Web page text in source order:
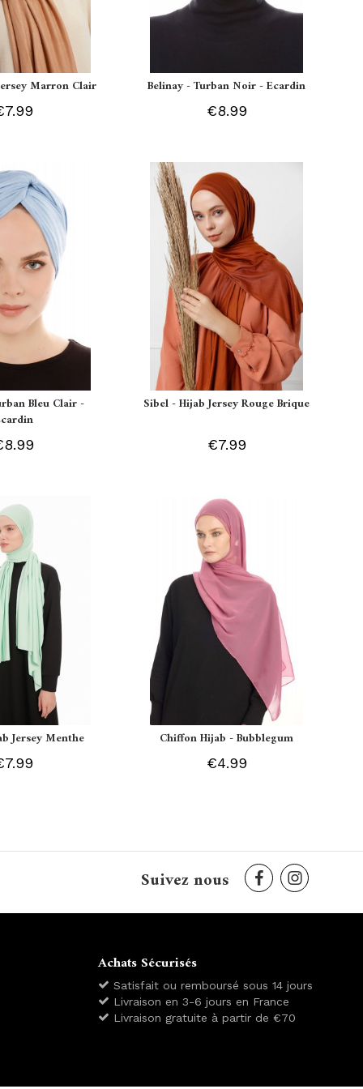
Marron Clair Belinay - Turban Noir - Ecardin
€8.99
Bleu Clair -
Sibel - Hijab Jersey Rouge Brique
€7.99
Jersey Menthe Chiffon Hijab - Bubblegum
€4.99
Suivez nous
Achats Sécurisés
Satisfait ou remboursé sous 14 jours
Livraison en 3-6 jours en France
Livraison gratuite à partir de €70